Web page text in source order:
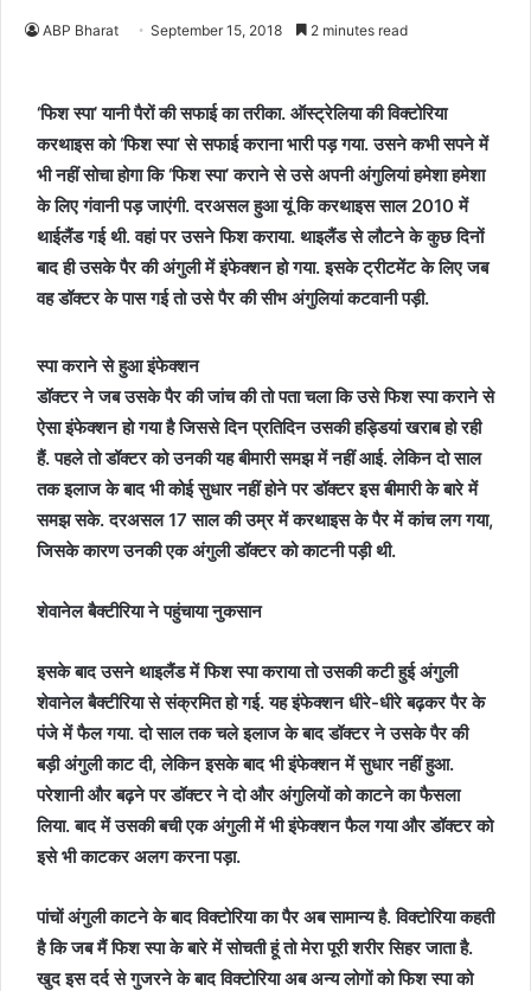
ABP Bharat September 15, 2018 2 minutes read
‘फिश स्पा’ यानी पैरों की सफाई का तरीका. ऑस्ट्रेलिया की विक्टोरिया
करथाइस को ‘फिश स्पा’ से सफाई कराना भारी पड़ गया. उसने कभी सपने में
भी नहीं सोचा होगा कि ‘फिश स्पा’ कराने से उसे अपनी अंगुलियां हमेशा हमेशा
के लिए गंवानी पड़ जाएंगी. दरअसल हुआ यूं कि करथाइस साल 2010 में
थाईलैंड गई थी. वहां पर उसने फिश कराया. थाइलैंड से लौटने के कुछ दिनों
बाद ही उसके पैर की अंगुली में इंफेक्शन हो गया. इसके ट्रीटमेंट के लिए जब
वह डॉक्टर के पास गई तो उसे पैर की सीभ अंगुलियां कटवानी पड़ी.
स्पा कराने से हुआ इंफेक्शन
डॉक्टर ने जब उसके पैर की जांच की तो पता चला कि उसे फिश स्पा कराने से
ऐसा इंफेक्शन हो गया है जिससे दिन प्रतिदिन उसकी हड्डियां खराब हो रही
हैं. पहले तो डॉक्टर को उनकी यह बीमारी समझ में नहीं आई. लेकिन दो साल
तक इलाज के बाद भी कोई सुधार नहीं होने पर डॉक्टर इस बीमारी के बारे में
समझ सके. दरअसल 17 साल की उम्र में करथाइस के पैर में कांच लग गया,
जिसके कारण उनकी एक अंगुली डॉक्टर को काटनी पड़ी थी.
शेवानेल बैक्टीरिया ने पहुंचाया नुकसान
इसके बाद उसने थाइलैंड में फिश स्पा कराया तो उसकी कटी हुई अंगुली
शेवानेल बैक्टीरिया से संक्रमित हो गई. यह इंफेक्शन धीरे-धीरे बढ़कर पैर के
पंजे में फैल गया. दो साल तक चले इलाज के बाद डॉक्टर ने उसके पैर की
बड़ी अंगुली काट दी, लेकिन इसके बाद भी इंफेक्शन में सुधार नहीं हुआ.
परेशानी और बढ़ने पर डॉक्टर ने दो और अंगुलियों को काटने का फैसला
लिया. बाद में उसकी बची एक अंगुली में भी इंफेक्शन फैल गया और डॉक्टर को
इसे भी काटकर अलग करना पड़ा.
पांचों अंगुली काटने के बाद विक्टोरिया का पैर अब सामान्य है. विक्टोरिया कहती
है कि जब मैं फिश स्पा के बारे में सोचती हूं तो मेरा पूरी शरीर सिहर जाता है.
खुद इस दर्द से गुजरने के बाद विक्टोरिया अब अन्य लोगों को फिश स्पा को